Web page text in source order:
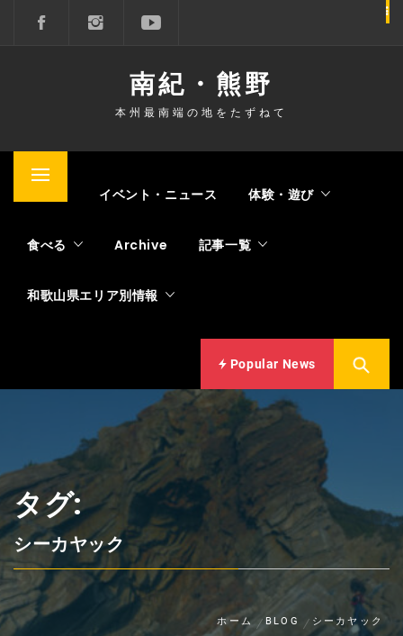
ス
ッ
南紀・熊野
本州最南端の地をたずねて
メ
メ
ュ
イベント・ニュース 体験・遊び
食べる Archive 記事一覧
和歌山県エリア別情報
Popular News
タグ:
シーカヤック
ホーム BLOG シーカヤック